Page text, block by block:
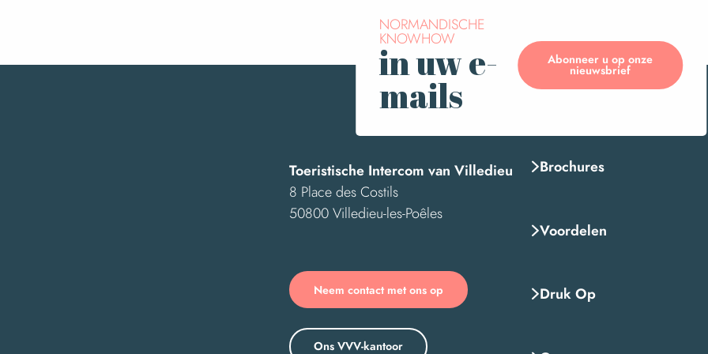
NORMANDISCHE
KNOWHOW
in uw e-
mails
Abonneer u op onze
nieuwsbrief
Toeristische Intercom van Villedieu
8 Place des Costils
50800 Villedieu-les-Poêles
Neem contact met ons op
Ons VVV-kantoor
Brochures
Voordelen
Druk Op